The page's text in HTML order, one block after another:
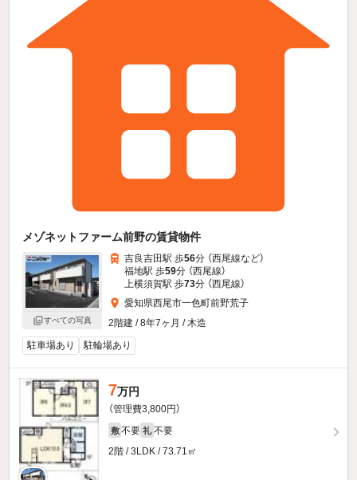
メゾネットファーム前野の賃貸物件
すべての写真
吉良吉田駅 歩56分 （西尾線など）
福地駅 歩59分 （西尾線）
上横須賀駅 歩73分 （西尾線）
愛知県西尾市一色町前野荒子
2階建 / 8年7ヶ月 / 木造
駐車場あり
駐輪場あり
7万円
（管理費3,800円）
敷 不要 礼 不要
2階 / 3LDK / 73.71㎡